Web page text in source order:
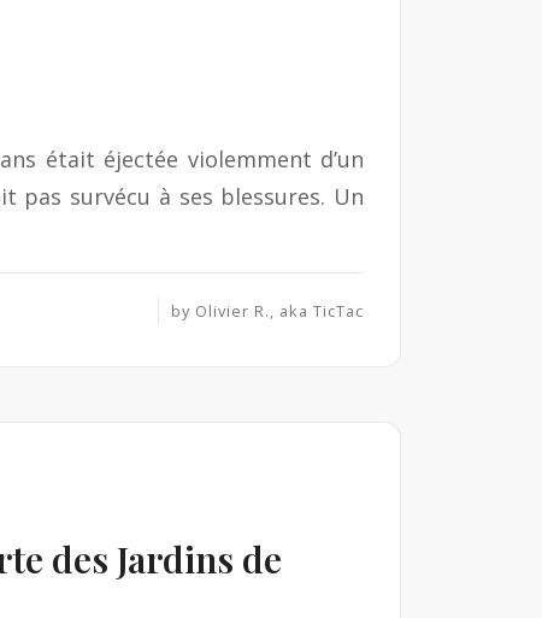
était éjectée violemment d’un
pas survécu à ses blessures. Un
by Olivier R., aka TicTac
des Jardins de